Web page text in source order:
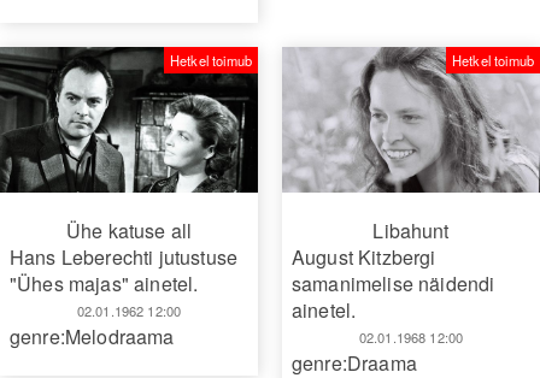
Ühe katuse all
Hans Leberechti jutustuse
"Ühes majas" ainetel.
02.01.1962 12:00
Hetkel toimub
genre:Melodraama
Libahunt
August Kitzbergi
samanimelise näidendi
ainetel.
02.01.1968 12:00
Hetkel toimub
genre:Draama